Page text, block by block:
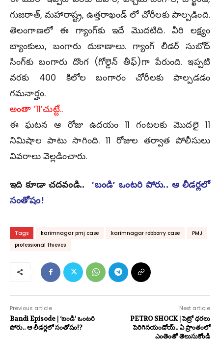
గుజ‌రాత్‌, మ‌హారాష్ట్ర, ఉత్త‌రాఖండ్ లో చోరీల‌కు పాల్ప‌డింది.
తెలంగాణ‌లో ఈ గ్యాంగ్‌కు ఇదే మొద‌టిది. వీరి లక్ష్యం
బ్యాంకులు, బంగారు దుకాణాలు. గ్యాంగ్ లీడ‌ర్ సుబోద్
సింగ్‌కు బంగారు దొంగ (గోల్డెన్ తీఫ్‌)గా పేరుంది. ఇప్ప‌టి
వ‌ర‌కు 400 కిలోల బంగారం చోరీలకు పాల్ప‌డ‌డం
గ‌మ‌నార్హం.
అంతా ’11’చుట్టే..
ఈ ఘ‌ట‌న ఆ రోజు ఉద‌యం 11 గంట‌ల‌కు మొద‌లై 11
నిమిషాల పాటు సాగింది. 11 రోజుల తర్వాత పోలీసులు
వివ‌రాలు వెల్ల‌డించారు.
ఇది కూడా చదవండి..‘బండి’ ఒంట‌రి పోరు.. ఆ లీడ‌ర్లలో
సంతోషం!
Tags karimnagar pmj case karimnagar robborry case
PMJ
professional thieves
Previous article
Bandi Episode | ‘బండి’ ఒంట‌రి
పోరు.. ఆ లీడ‌ర్లలో సంతోషం!?
Next article
PETRO SHOCK | పెట్రో ధ‌ర‌లు
పెరిగిన‌యండోయ్‌.. ఏ ప్రాంతంలో
ఎంతెంతో తెలుసుకోండి